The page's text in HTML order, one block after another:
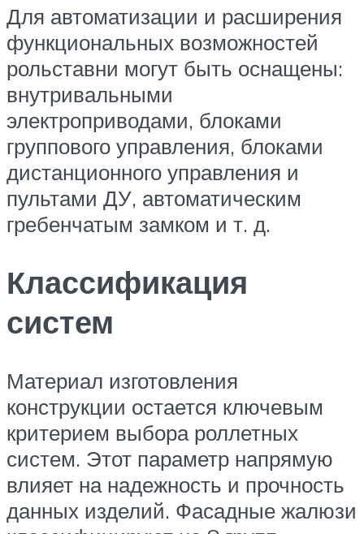
Для автоматизации и расширения
функциональных возможностей
рольставни могут быть оснащены:
внутривальными
электроприводами, блоками
группового управления, блоками
дистанционного управления и
пультами ДУ, автоматическим
гребенчатым замком и т. д.
Классификация
систем
Материал изготовления
конструкции остается ключевым
критерием выбора роллетных
систем. Этот параметр напрямую
влияет на надежность и прочность
данных изделий. Фасадные жалюзи